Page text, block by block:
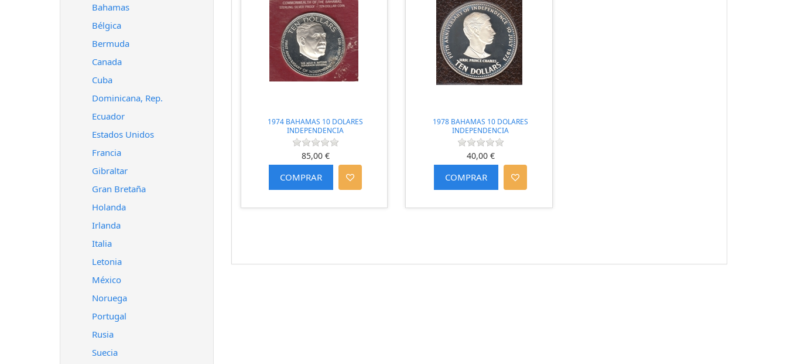
Bahamas
Bélgica
Bermuda
Canada
Cuba
Dominicana, Rep.
Ecuador
Estados Unidos
Francia
Gibraltar
Gran Bretaña
Holanda
Irlanda
Italia
Letonia
México
Noruega
Portugal
Rusia
Suecia
1974 BAHAMAS 10 DOLARES
INDEPENDENCIA
85,00 €
1978 BAHAMAS 10 DOLARES
INDEPENDENCIA
40,00 €